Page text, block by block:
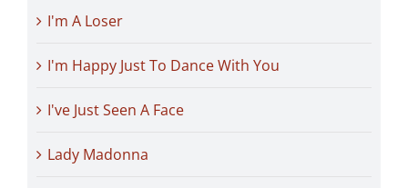
I'm A Loser
I'm Happy Just To Dance With You
I've Just Seen A Face
Lady Madonna